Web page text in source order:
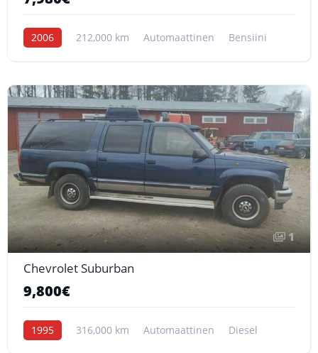
2006 212,000 km Automaattinen Bensiini
1
Chevrolet Suburban
9,800€
1995 316,000 km Automaattinen Diesel